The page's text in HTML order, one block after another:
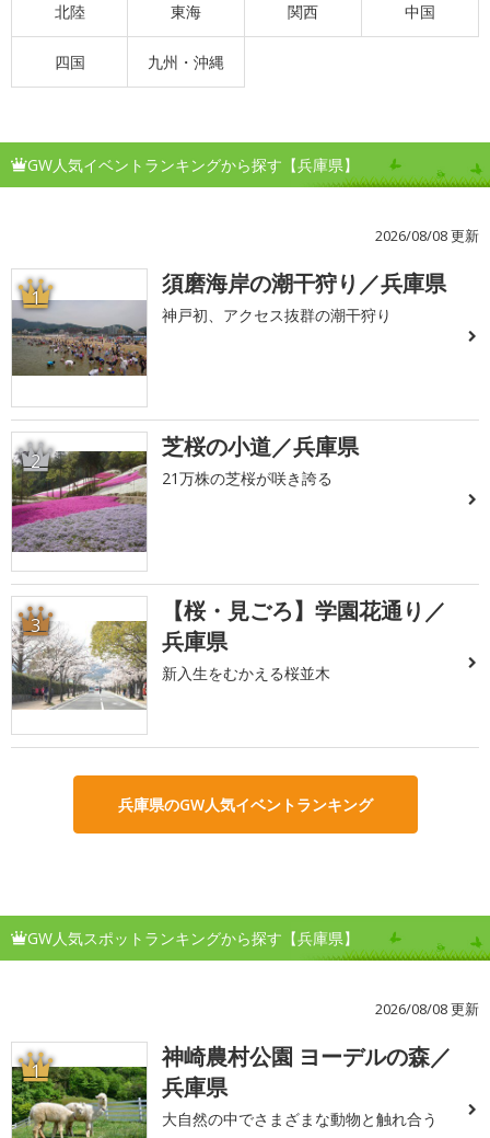
北陸 東海 関西 中国
四国 九州・沖縄
GW人気イベントランキングから探す【兵庫県】
2026/08/08 更新
1 須磨海岸の潮干狩り／兵庫県
神戸初、アクセス抜群の潮干狩り
2 芝桜の小道／兵庫県
21万株の芝桜が咲き誇る
3
【桜・見ごろ】学園花通り／
兵庫県
新入生をむかえる桜並木
兵庫県のGW人気イベントランキング
GW人気スポットランキングから探す【兵庫県】
2026/08/08 更新
1
神崎農村公園 ヨーデルの森／
兵庫県
大自然の中でさまざまな動物と触れ合う